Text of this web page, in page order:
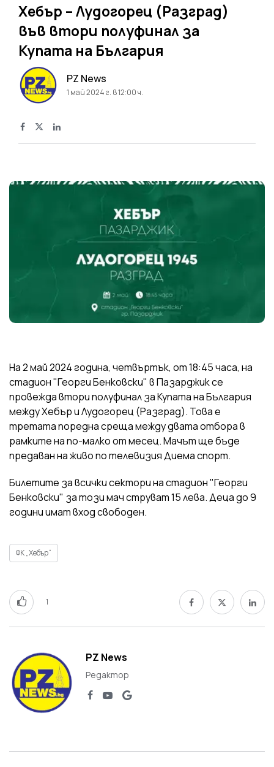
Хебър – Лудогорец (Разград)
във втори полуфинал за
Купата на България
PZ News
1 май 2024 г. в 12:00 ч.
На 2 май 2024 година, четвъртък, от 18:45 часа, на
стадион "Георги Бенковски" в Пазарджик се
провежда втори полуфинал за Купата на България
между Хебър и Лудогорец (Разград). Това е
третата поредна среща между двата отбора в
рамките на по-малко от месец. Мачът ще бъде
предаван на живо по телевизия Диема спорт.
Билетите за всички сектори на стадион "Георги
Бенковски" за този мач струват 15 лева. Деца до 9
години имат вход свободен.
ФК „Хебър“
1
PZ News
Редактор